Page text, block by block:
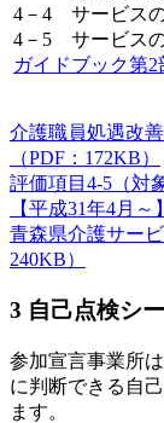
4－4 サービスの
4－5 サービスの
ガイドブック第2
介護職員処遇改
（PDF：172KB）
評価項目4-5（対
【平成31年4月～
青森県介護サー
240KB）
3 自己点検シ
参加宣言事業所
に判断できる自
ます。